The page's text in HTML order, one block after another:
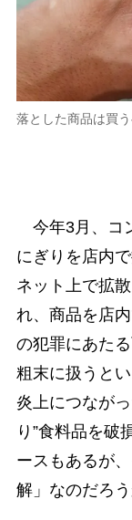
落とした商品は買
今年3月、コ
にぎりを店内
ネット上で拡
れ、商品を店
の犯罪にあた
粗末に扱うと
炎上につなが
り”食料品を破
ースもあるが
解」なのだろう